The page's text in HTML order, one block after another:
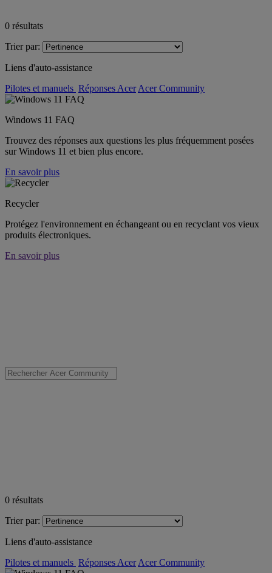
0 résultats
Trier par:
Liens d'auto-assistance
Pilotes et manuels Réponses Acer Acer Community
Windows 11 FAQ
Trouvez des réponses aux questions les plus fréquemment posées
sur Windows 11 et bien plus encore.
En savoir plus
Recycler
Protégez l'environnement en échangeant ou en recyclant vos vieux
produits électroniques.
En savoir plus
0 résultats
Trier par:
Liens d'auto-assistance
Pilotes et manuels Réponses Acer Acer Community